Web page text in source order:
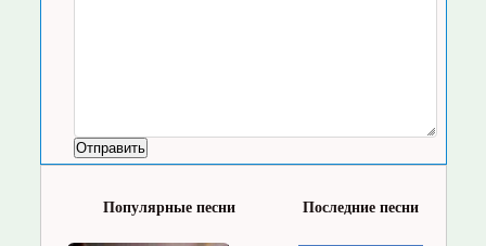
Популярные песни Последние песни